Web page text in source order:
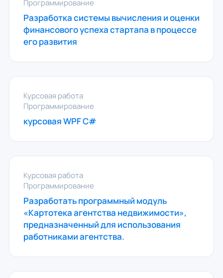
Программирование
Разработка системы вычисления и оценки
финансового успеха стартапа в процессе
его развития
Курсовая работа
Программирование
курсовая WPF C#
Курсовая работа
Программирование
Разработать программный модуль
«Картотека агентства недвижимости»,
предназначенный для использования
работниками агентства.